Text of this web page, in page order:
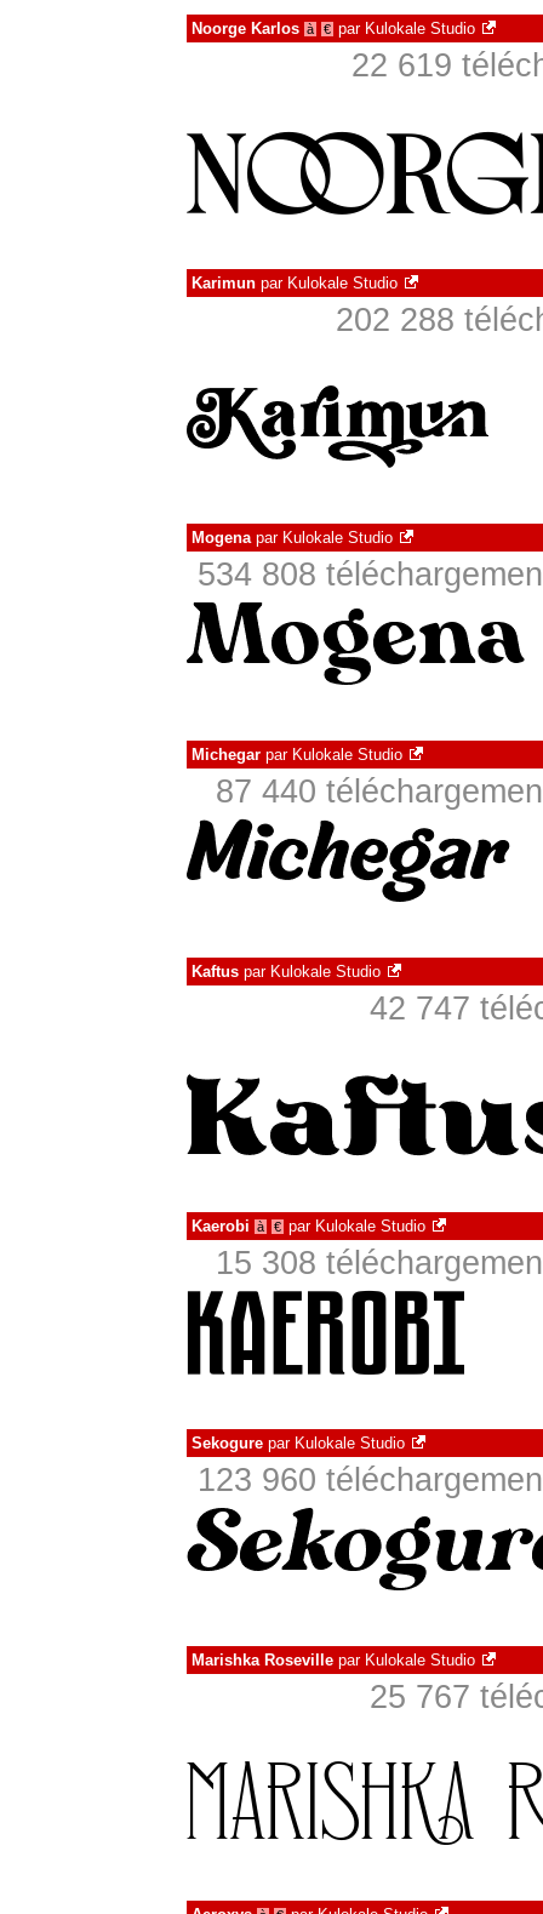
Noorge Karlos à € par Kulokale Studio
22 619
Karimun par Kulokale Studio
202 288
Mogenapar Kulokale Studio
534 808
Michegar par Kulokale Studio
87 440
Kaftus par Kulokale Studio
42 747
Kaerobi à € par Kulokale Studio
15 308
Sekogure par Kulokale Studio
123 960
Marishka Roseville par Kulokale Studio
25 767